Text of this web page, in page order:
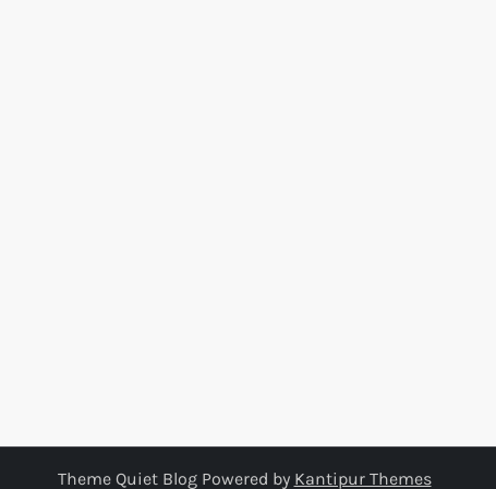
Theme Quiet Blog Powered by Kantipur Themes